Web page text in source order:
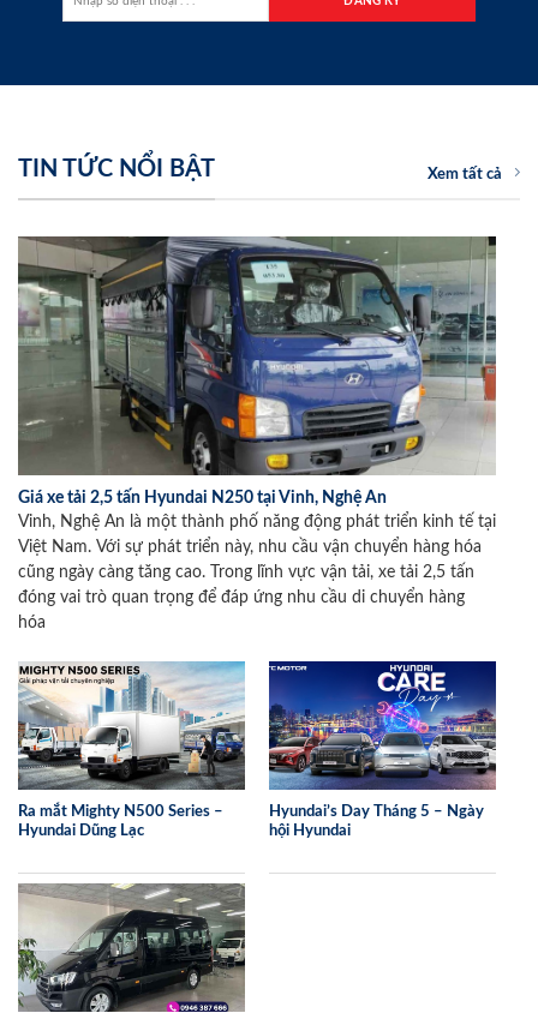
TIN TỨC NỔI BẬT Xem tất cả
Giá xe tải 2,5 tấn Hyundai N250 tại Vinh, Nghệ An
Vinh, Nghệ An là một thành phố năng động phát triển kinh tế tại
Việt Nam. Với sự phát triển này, nhu cầu vận chuyển hàng hóa
cũng ngày càng tăng cao. Trong lĩnh vực vận tải, xe tải 2,5 tấn
đóng vai trò quan trọng để đáp ứng nhu cầu di chuyển hàng
hóa
Ra mắt Mighty N500 Series –
Hyundai Dũng Lạc
Hyundai’s Day Tháng 5 – Ngày
hội Hyundai